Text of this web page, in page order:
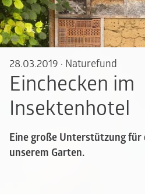
28.03.2019 · Naturefund
Einchecken im
Insektenhotel
Eine große Unterstützung für
unserem Garten.